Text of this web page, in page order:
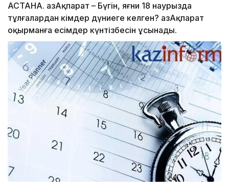
АСТАНА. ҚазАқпарат – Бүгін, яғни 18 наурызда
тұлғалардан кімдер дүниеге келген? ҚазАқпарат
оқырманға есімдер күнтізбесін ұсынады.